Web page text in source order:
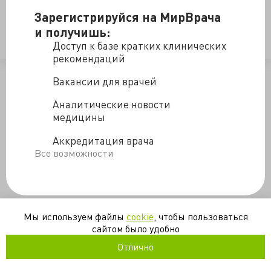
Зарегистрируйся на МирВрача
и получишь:
Доступ к базе кратких клинических
рекомендаций
Вакансии для врачей
Аналитические новости
медицины
Аккредитация врача
Все возможности
психология рак терминальные состояния
Мы используем файлы cookie , чтобы пользоваться
сайтом было удобно
Отлично